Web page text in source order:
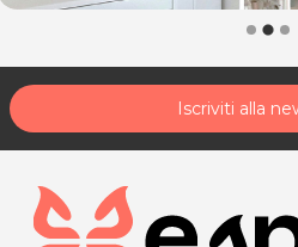
Iscriviti alla